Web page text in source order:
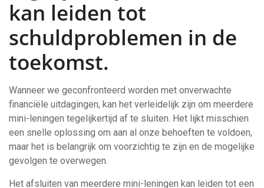
kan leiden tot
schuldproblemen in de
toekomst.
Wanneer we geconfronteerd worden met onverwachte
financiële uitdagingen, kan het verleidelijk zijn om meerdere
mini-leningen tegelijkertijd af te sluiten. Het lijkt misschien
een snelle oplossing om aan al onze behoeften te voldoen,
maar het is belangrijk om voorzichtig te zijn en de mogelijke
gevolgen te overwegen.
Het afsluiten van meerdere mini-leningen kan leiden tot een